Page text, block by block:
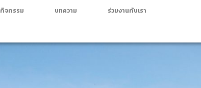
กิจกรรม บทความ ร่วมงานกับเรา